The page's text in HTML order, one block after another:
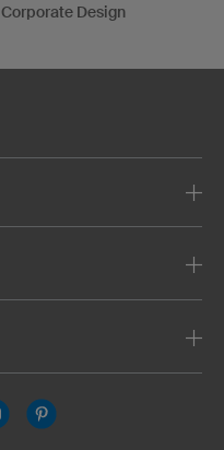
Corporate Design